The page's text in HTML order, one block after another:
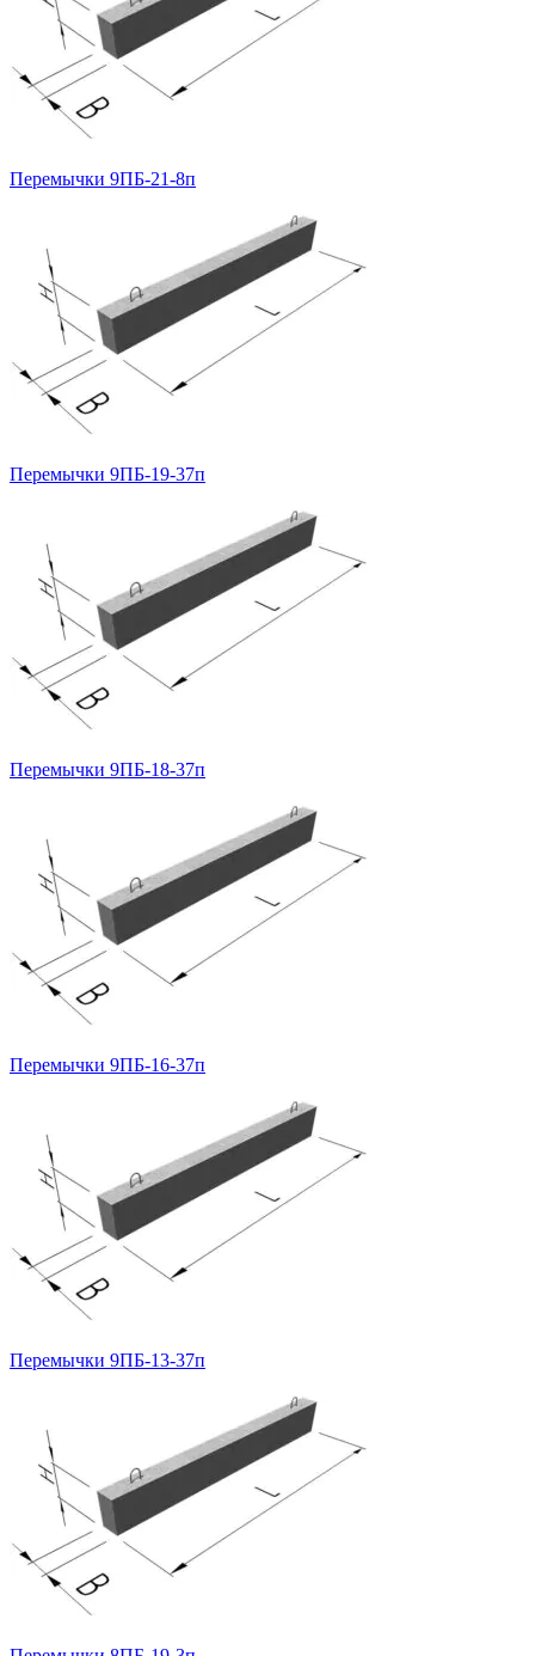
Перемычки 9ПБ-21-8п
Перемычки 9ПБ-19-37п
Перемычки 9ПБ-18-37п
Перемычки 9ПБ-16-37п
Перемычки 9ПБ-13-37п